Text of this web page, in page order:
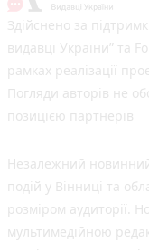
Здійснено за
видавці України” та
рамках реалізації
Погляди авторів не
позицією партнерів
Незалежний
подій у Вінниці та
розміром аудиторії.
мультимедійною